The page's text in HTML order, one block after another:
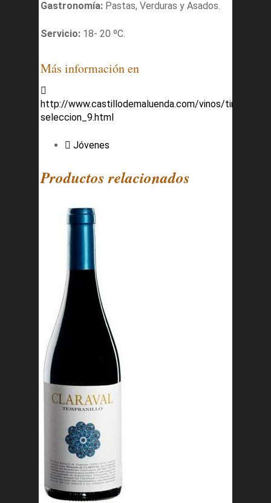
Gastronomía: Pastas, Verduras y Asados.
Servicio: 18- 20 ºC.
Más información en
http://www.castillodemaluenda.com/vinos/tinto-
seleccion_9.html
Jóvenes
Productos relacionados